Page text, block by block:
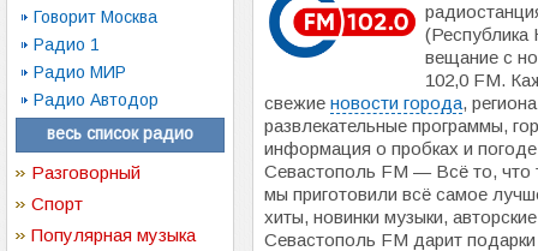
Говорит Москва
Радио 1
Радио МИР
Радио Автодор
весь список радио
Разговорный
Спорт
Популярная музыка
(Республика
вещание с
102,0 FM.
свежие новости города,
развлекательные программы,
информация о пробках и
Севастополь FM — Всё то,
мы приготовили всё самое
хиты, новинки музыки,
Севастополь FM дарит